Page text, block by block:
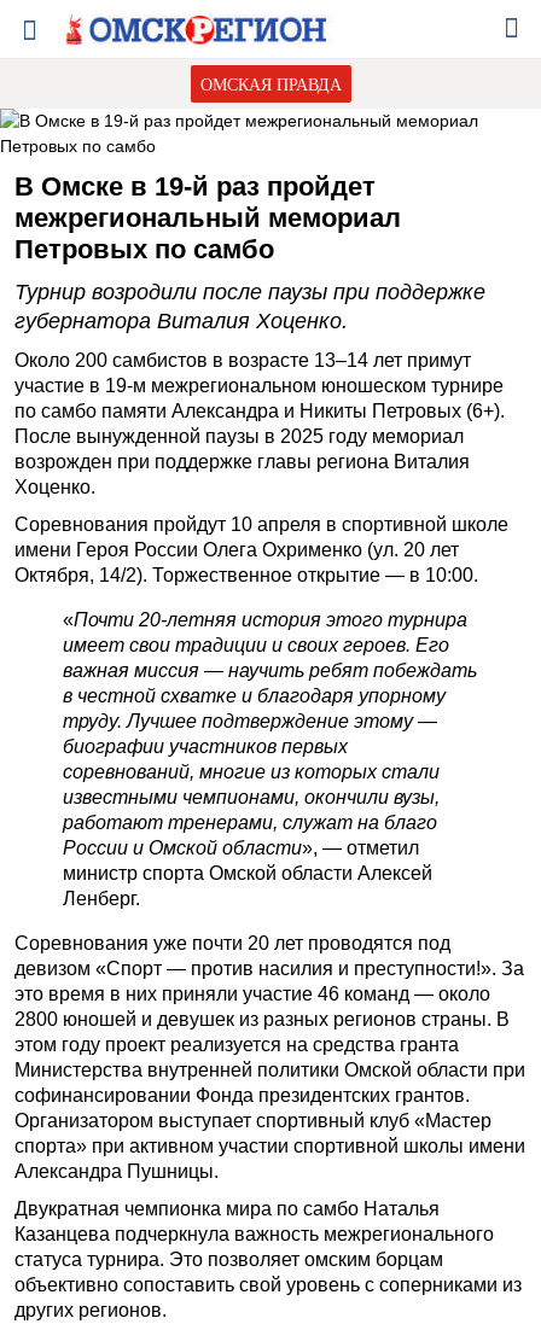
ОМСКАЯ ПРАВДА
В Омске в 19-й раз пройдет
межрегиональный мемориал
Петровых по самбо
Турнир возродили после паузы при поддержке
губернатора Виталия Хоценко.
Около 200 самбистов в возрасте 13–14 лет примут
участие в 19-м межрегиональном юношеском турнире
по самбо памяти Александра и Никиты Петровых (6+).
После вынужденной паузы в 2025 году мемориал
возрожден при поддержке главы региона Виталия
Хоценко.
Соревнования пройдут 10 апреля в спортивной школе
имени Героя России Олега Охрименко (ул. 20 лет
Октября, 14/2). Торжественное открытие — в 10:00.
«Почти 20-летняя история этого турнира
имеет свои традиции и своих героев. Его
важная миссия — научить ребят побеждать
в честной схватке и благодаря упорному
труду. Лучшее подтверждение этому —
биографии участников первых
соревнований, многие из которых стали
известными чемпионами, окончили вузы,
работают тренерами, служат на благо
России и Омской области», — отметил
министр спорта Омской области Алексей
Ленберг.
Соревнования уже почти 20 лет проводятся под
девизом «Спорт — против насилия и преступности!». За
это время в них приняли участие 46 команд — около
2800 юношей и девушек из разных регионов страны. В
этом году проект реализуется на средства гранта
Министерства внутренней политики Омской области при
софинансировании Фонда президентских грантов.
Организатором выступает спортивный клуб «Мастер
спорта» при активном участии спортивной школы имени
Александра Пушницы.
Двукратная чемпионка мира по самбо Наталья
Казанцева подчеркнула важность межрегионального
статуса турнира. Это позволяет омским борцам
объективно сопоставить свой уровень с соперниками из
других регионов.